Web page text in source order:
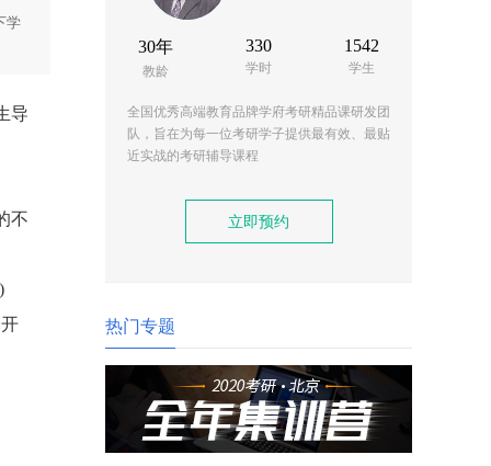
学
导
不
30年
教龄
330
学时
1542
学生
全国优秀高端教育品牌学府考研精品课研发团
队，旨在为每一位考研学子提供最有效、最贴
近实战的考研辅导课程
立即预约
热门专题
(付海悦)2021考研英语
2021考研政治基础入门
导学
2021考研政治基础入门体
验班